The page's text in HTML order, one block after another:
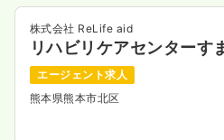
株式会社 ReLife aid
リハビリケアセンターす
エージェント求人
熊本県熊本市北区